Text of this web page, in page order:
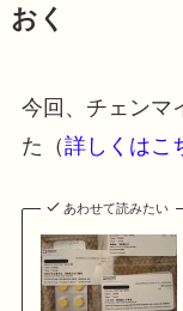
おく
今回、チェンマ
た（詳しくはこ
あわせて読みたい